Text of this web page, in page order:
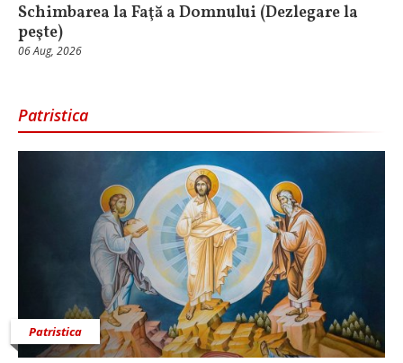
Schimbarea la Faţă a Domnului (Dezlegare la
peşte)
06 Aug, 2026
Patristica
Patristica